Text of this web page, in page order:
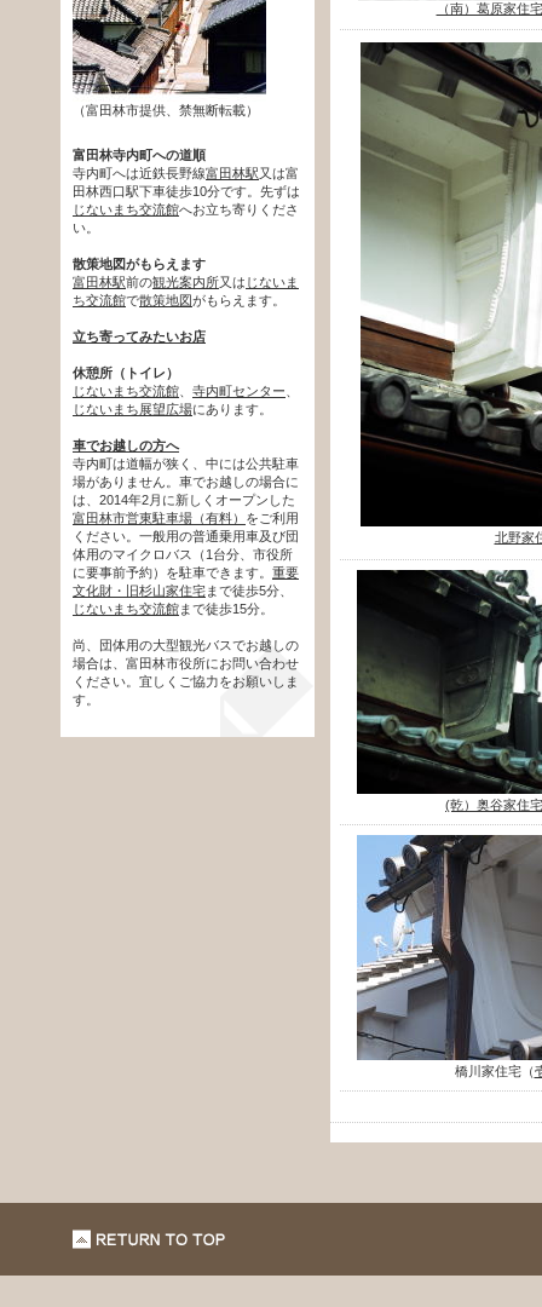
（南）葛原家住宅
北野家
(乾）奥谷家住宅
橋川家住宅（
（富田林市提供、禁無断転載）
富田林寺内町への道順
寺内町へは近鉄長野線富田林駅又は富
田林西口駅下車徒歩10分です。先ずは
じないまち交流館へお立ち寄りくださ
い。
散策地図がもらえます
富田林駅前の観光案内所又は じないま
ち交流館で散策地図がもらえます。
立ち寄ってみたいお店
休憩所（トイレ）
じないまち交流館
寺内町センター
じないまち展望広場にあります。
車でお越しの方へ
寺内町は道幅が狭く、中には公共駐車
場がありません。車でお越しの場合に
は、2014年2月に新しくオープンした
富田林市営東駐車場（有料） をご利用
ください。一般用の普通乗用車及び団
体用のマイクロバス（1台分、市役所
に要事前予約）を駐車できます。 重要
文化財・旧杉山家住宅まで徒歩5分、
じないまち交流館まで徒歩15分。
尚、団体用の大型観光バスでお越しの
場合は、富田林市役所にお問い合わせ
ください。宜しくご協力をお願いしま
す。